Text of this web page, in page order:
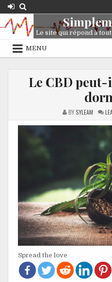
Le site qui répond à
MENU
Le CBD
BYSYLEAM
Spread the love